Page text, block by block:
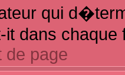
qui
it dans chaque
de page